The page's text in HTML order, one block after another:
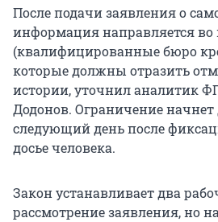
После подачи заявления о
информация направляется во
(квалифицированные бюро
которые должны отразить
истории, уточнил аналитик
Додонов. Ограничение начнет
следующий день после
досье человека.
Закон устанавливает два
рассмотрение заявления, но